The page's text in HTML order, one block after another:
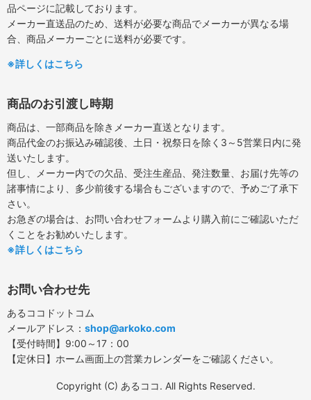
品ページに記載しております。
メーカー直送品のため、送料が必要な商品でメーカーが異なる場
合、商品メーカーごとに送料が必要です。
※詳しくはこちら
商品のお引渡し時期
商品は、一部商品を除きメーカー直送となります。
商品代金のお振込み確認後、土日・祝祭日を除く3～5営業日内に発
送いたします。
但し、メーカー内での欠品、受注生産品、発注数量、お届け先等の
諸事情により、多少前後する場合もございますので、予めご了承下
さい。
お急ぎの場合は、お問い合わせフォームより購入前にご確認いただ
くことをお勧めいたします。
※詳しくはこちら
お問い合わせ先
あるココドットコム
メールアドレス： shop@arkoko.com
【受付時間】9:00～17：00
【定休日】ホーム画面上の営業カレンダーをご確認ください。
Copyright (C) あるココ. All Rights Reserved.